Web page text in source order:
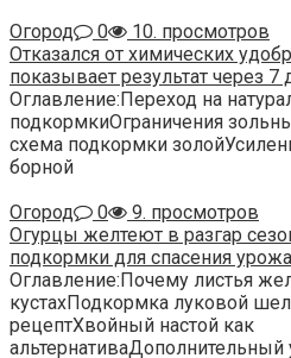
Огород
0
10. просмотров
Отказался от химических
показывает результат через 7
Оглавление:Переход на
подкормкиОграничения
схема подкормки
борной
Огород
0
9. просмотров
Огурцы желтеют в разгар
подкормки для спасения
Оглавление:Почему листья
кустахПодкормка луковой
рецептХвойный настой как
альтернативаДополнительный